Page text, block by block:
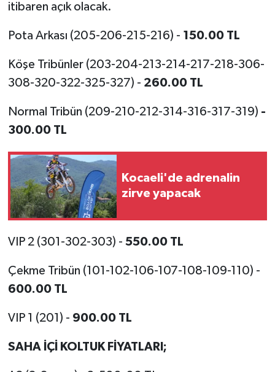
itibaren açık olacak.
Pota Arkası (205-206-215-216) - 150.00 TL
Köşe Tribünler (203-204-213-214-217-218-306-
308-320-322-325-327) - 260.00 TL
Normal Tribün (209-210-212-314-316-317-319) -
300.00 TL
Kocaeli'de adrenalin
zirve yapacak
VIP 2 (301-302-303) - 550.00 TL
Çekme Tribün (101-102-106-107-108-109-110) -
600.00 TL
VIP 1 (201) - 900.00 TL
SAHA İÇİ KOLTUK FİYATLARI;